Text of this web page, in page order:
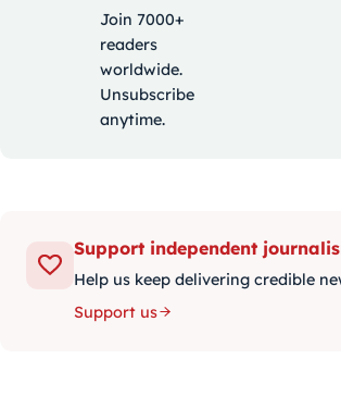
Join 7000+
readers
worldwide.
Unsubscribe
anytime.
Support independent
Help us keep delivering credible
Support us